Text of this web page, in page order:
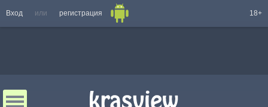
Вход или регистрация 18+